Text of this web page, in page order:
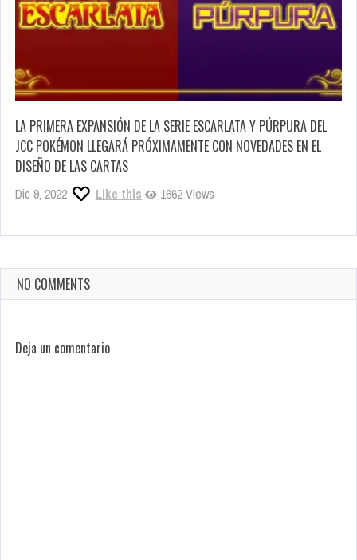
LA PRIMERA EXPANSIÓN DE LA SERIE ESCARLATA Y PÚRPURA DEL
JCC POKÉMON LLEGARÁ PRÓXIMAMENTE CON NOVEDADES EN EL
DISEÑO DE LAS CARTAS
Dic 9, 2022 Like this 1662 Views
NO COMMENTS
Deja un comentario